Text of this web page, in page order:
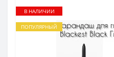
В НАЛИЧИИ
ПОПУЛЯРНЫЙ